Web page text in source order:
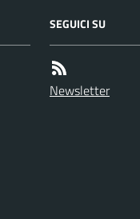
SEGUICI SU
Newsletter